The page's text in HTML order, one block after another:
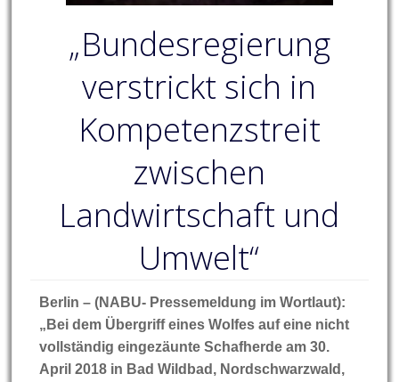
„Bundesregierung
verstrickt sich in
Kompetenzstreit
zwischen
Landwirtschaft und
Umwelt“
Berlin – (NABU- Pressemeldung im Wortlaut):
„Bei dem Übergriff eines Wolfes auf eine nicht
vollständig eingezäunte Schafherde am 30.
April 2018 in Bad Wildbad, Nordschwarzwald,